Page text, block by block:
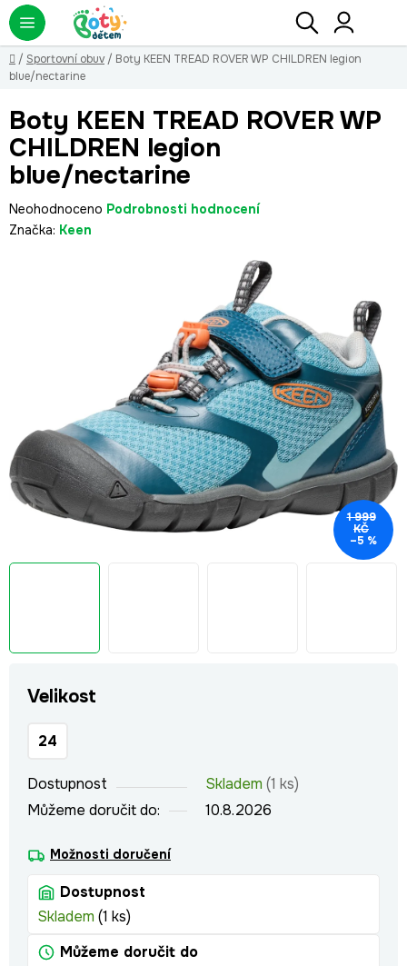
Přejít
na
obsah
Hledat
Domů
/ Sportovní obuv / Boty KEEN TREAD ROVER WP CHILDREN legion
blue/nectarine
Velikost
24
Dostupnost Skladem (1 ks)
Můžeme doručit do:
10.8.2026
Možnosti doručení
Dostupnost
Skladem (1 ks)
Můžeme doručit do
Boty KEEN TREAD ROVER WP
CHILDREN legion
blue/nectarine
Průměrné
hodnocení
Neohodnoceno Podrobnosti hodnocení
Značka: Keen
1 999
KČ
–5 %